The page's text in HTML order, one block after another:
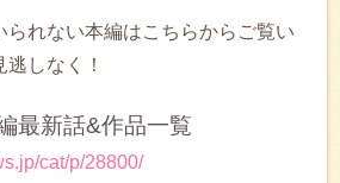
られない本編はこちらからご覧い
しなく！
最新話&作品一覧
cat/p/28800/